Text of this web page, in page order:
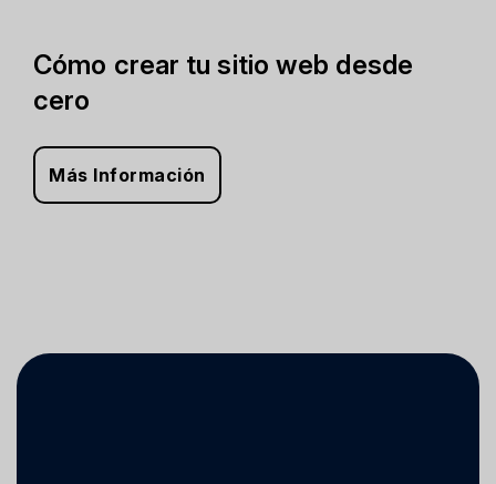
Cómo crear tu sitio web desde
cero
Más Información